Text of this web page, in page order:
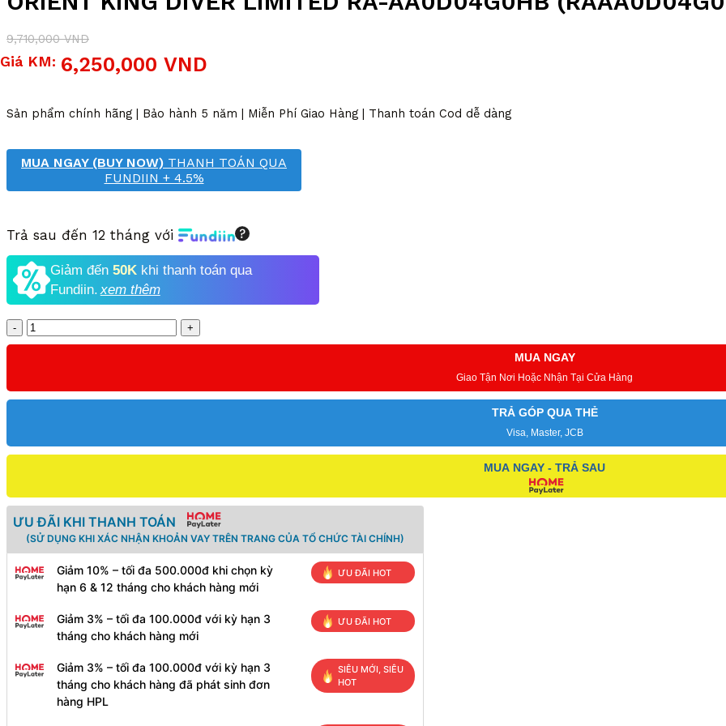
9,710,000VND
Giá
6,250,000 VND
Giá
6,250,000 VND.
Giá KM:
Sản phẩm chính hãng | Bảo hành 5 năm | Miễn Phí Giao Hàng | Thanh toán Cod dễ dàng
MUA NGAY (BUY NOW) THANH TOÁN QUA
FUNDIIN + 4.5%
Trả sau đến 12 tháng với
Giảm đến 50K khi thanh toán qua
Fundiin. xem thêm
Số
lượng
MUA NGAY
Giao Tận Nơi Hoặc Nhận Tại Cửa Hàng
TRẢ GÓP QUA THẺ
Visa, Master, JCB
MUA NGAY - TRẢ SAU
ƯU ĐÃI KHI THANH TOÁN
(SỬ DỤNG KHI XÁC NHẬN KHOẢN VAY TRÊN TRANG CỦA TỔ CHỨC TÀI CHÍNH)
Giảm 10% – tối đa 500.000đ khi chọn kỳ
hạn 6 & 12 tháng cho khách hàng mới
ƯU ĐÃI HOT
Giảm 3% – tối đa 100.000đ với kỳ hạn 3
tháng cho khách hàng mới
ƯU ĐÃI HOT
Giảm 3% – tối đa 100.000đ với kỳ hạn 3
tháng cho khách hàng đã phát sinh đơn
hàng HPL
SIÊU MỚI, SIÊU
HOT